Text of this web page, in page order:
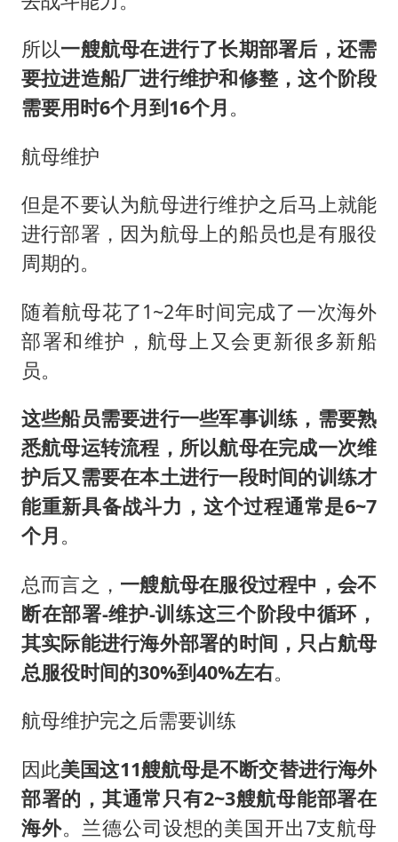
所以一艘航母在进行了长期部署后，还需
要拉进造船厂进行维护和修整，这个阶段
需要用时6个月到16个月 。
航母维护
但是不要认为航母进行维护之后马上就能
进行部署，因为航母上的船员也是有服役
周期的。
随着航母花了1~2年时间完成了一次海外
部署和维护，航母上又会更新很多新船
员。
这些船员需要进行一些军事训练，需要熟
悉航母运转流程，所以航母在完成一次维
护后又需要在本土进行一段时间的训练才
能重新具备战斗力，这个过程通常是6~7
个月 。
总而言之， 一艘航母在服役过程中，会不
断在部署-维护-训练这三个阶段中循环，
其实际能进行海外部署的时间，只占航母
总服役时间的30%到40%左右。
航母维护完之后需要训练
因此美国这11艘航母是不断交替进行海外
部署的，其通常只有2~3艘航母能部署在
海外。兰德公司设想的美国开出7支航母